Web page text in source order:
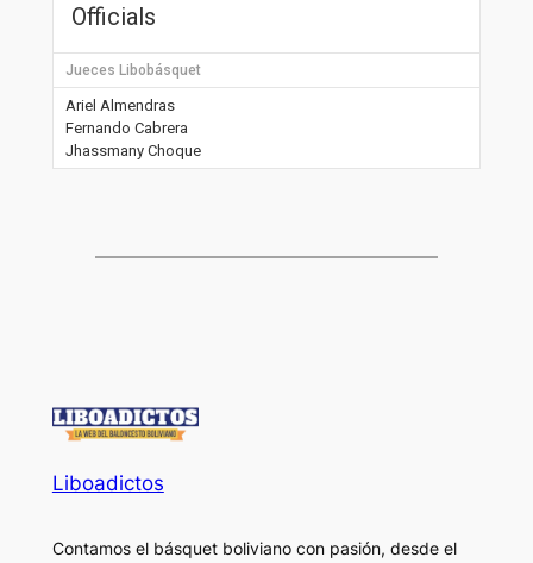
Officials
Jueces Libobásquet
Ariel Almendras
Fernando Cabrera
Jhassmany Choque
Liboadictos
Contamos el básquet boliviano con pasión, desde el